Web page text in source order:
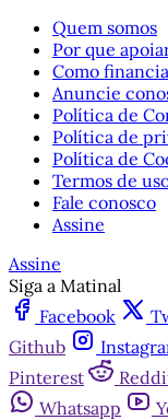
Quem somos
Por que
Como
Anuncie
Política de
Política de
Política de
Termos de
Fale conosco
Assine
Assine
Siga a Matinal
Facebook
Github
Pinterest
Whatsapp